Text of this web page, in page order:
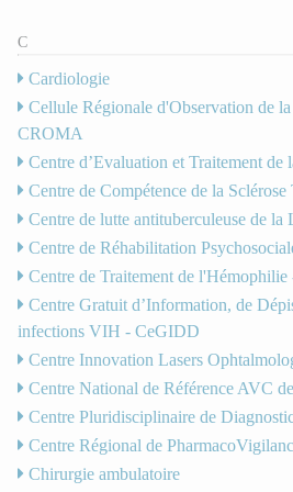
C
Cardiologie
Cellule Régionale d'Observation de
CROMA
Centre d’Evaluation et Traitement
Centre de Compétence de la
Centre de lutte antituberculeuse de
Centre de Réhabilitation
Centre de Traitement de
Centre Gratuit d’Information, de
infections VIH - CeGIDD
Centre Innovation Lasers
Centre National de Référence AVC
Centre Pluridisciplinaire de
Centre Régional de
Chirurgie ambulatoire